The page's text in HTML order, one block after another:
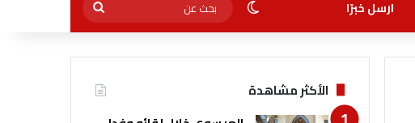
ارسل خبرًا الوضع المظلم
بحث
عن
الأكثر مشاهدة